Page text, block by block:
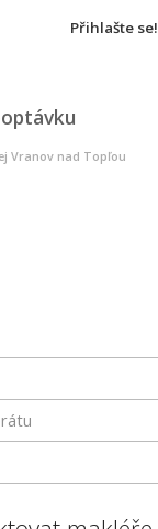
Přihlašte se!
Vranov nad Topľou